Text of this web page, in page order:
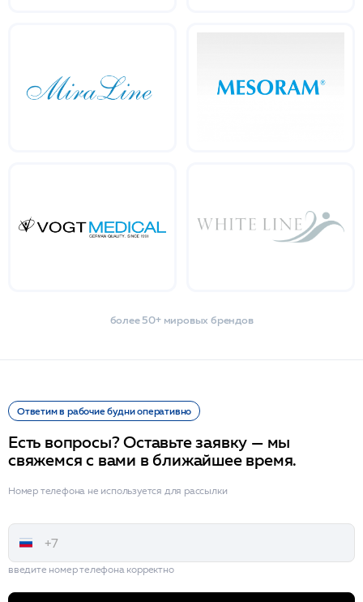
более 50+ мировых брендов
Ответим в рабочие будни оперативно
Есть вопросы? Оставьте заявку — мы
свяжемся с вами в ближайшее время.
Номер телефона не используется для рассылки
введите номер телефона корректно